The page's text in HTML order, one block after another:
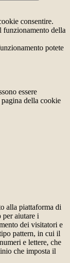
consentire.
funzionamento della
potete
essere
della cookie
alla piattaforma di
aiutare i
dei visitatori e
pattern, in cui il
e lettere, che
che imposta il